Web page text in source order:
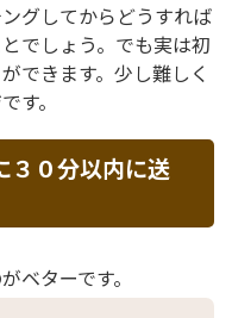
グしてからどうすれば
でしょう。でも実は初
できます。少し難しく
す。
３０分以内に送
ベターです。